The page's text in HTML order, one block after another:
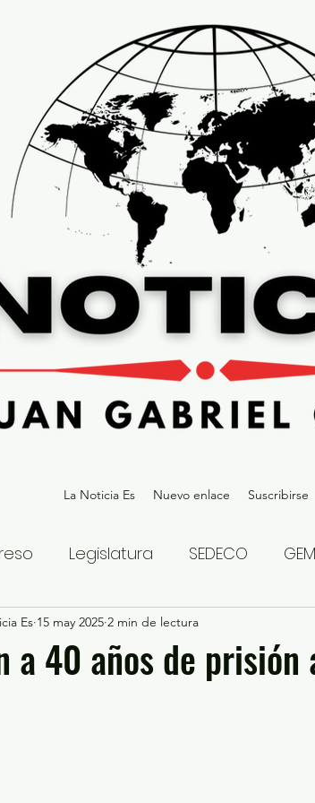
La Noticia Es Nuevo enlace Suscribirse
Legislatura SEDECO GEM
Gubernatura Edoméx 2023
a 40 años de
Es 15 may 2025 2 min de lectura